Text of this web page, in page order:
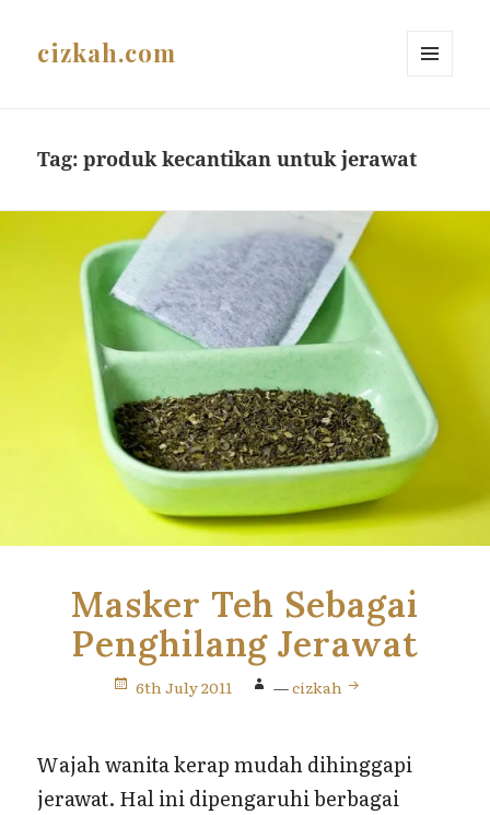
cizkah.com
Tag:produk kecantikan untuk jerawat
Masker Teh Sebagai
Penghilang Jerawat
6th July 2011 —cizkah
Wajah wanita kerap mudah dihinggapi
jerawat. Hal ini dipengaruhi berbagai